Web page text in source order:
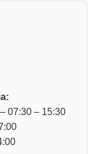
07:30 – 15:30